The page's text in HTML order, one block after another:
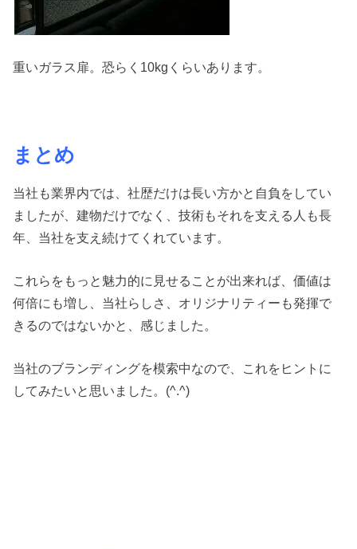
重いガラス扉。恐らく10kgくらいあります。
まとめ
当社も業界内では、社歴だけは長い方かと自負をしてい
ましたが、建物だけでなく、技術もそれを支える人も長
年、当社を支え続けてくれています。
これらをもっと魅力的に見せることが出来れば、価値は
何倍にも増し、当社らしさ、オリジナリティーも発揮で
きるのではないかと、感じました。
当社のブランディングを模索中なので、これをヒントに
してみたいと思いました。(^.^)